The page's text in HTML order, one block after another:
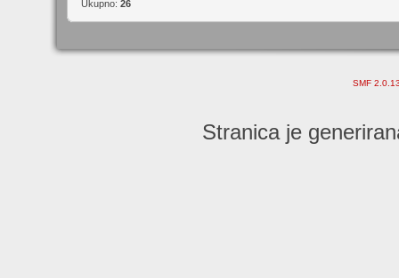
Ukupno:26
SMF
Stranica je